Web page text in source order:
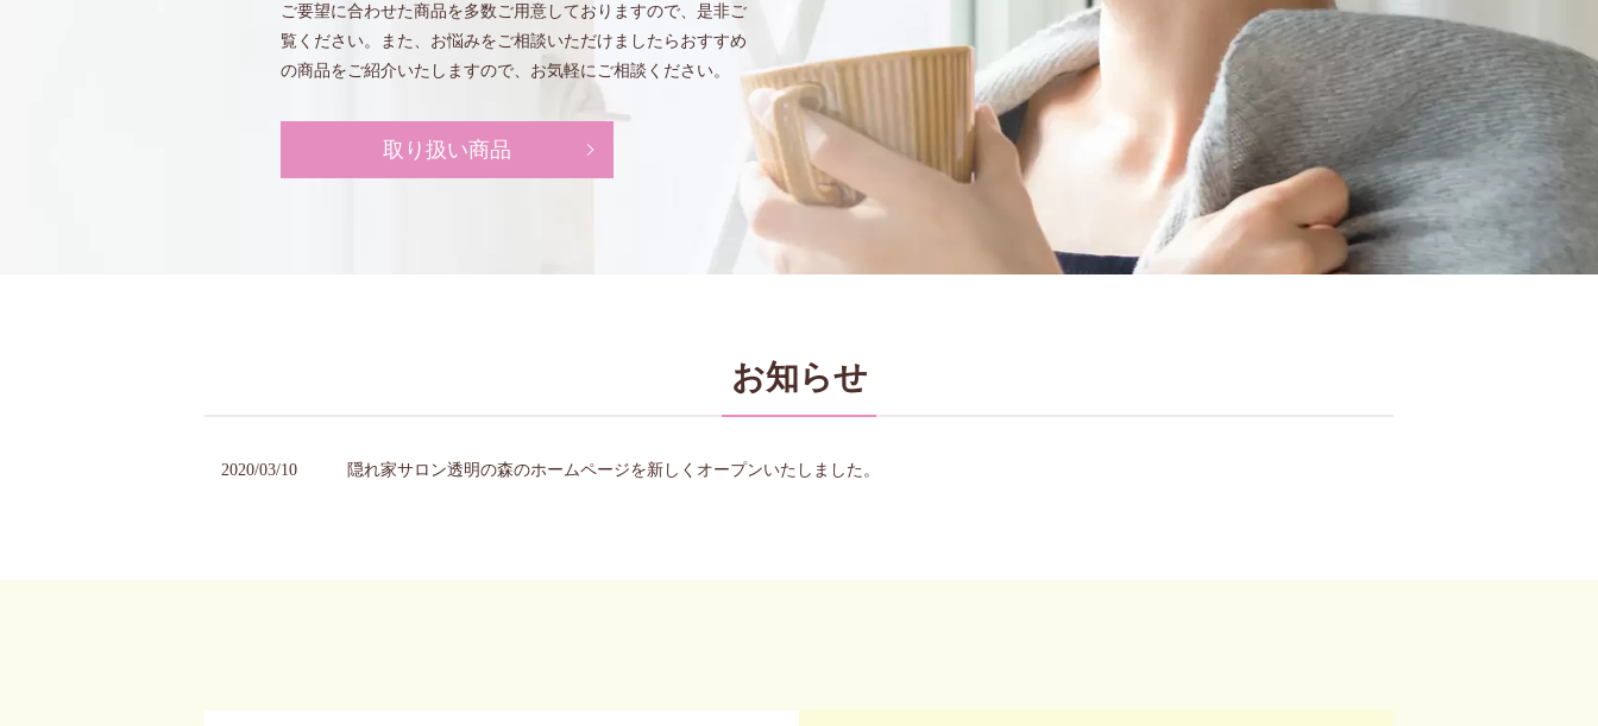
ご要望に合わせた商品を多数ご用意しておりますので、是非ご
覧ください。また、お悩みをご相談いただけましたらおすすめ
の商品をご紹介いたしますので、お気軽にご相談ください。
取り扱い商品
お知らせ
2020/03/10 隠れ家サロン透明の森のホームページを新しくオープンいたしました。